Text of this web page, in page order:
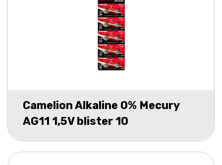
Camelion Alkaline 0% Mecury
AG11 1,5V blister 10